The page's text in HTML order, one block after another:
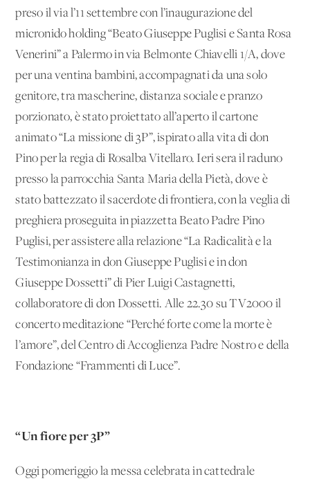
preso il via l’11 settembre con l’inaugurazione del
micronido holding “Beato Giuseppe Puglisi e Santa Rosa
Venerini” a Palermo in via Belmonte Chiavelli 1/A, dove
per una ventina bambini, accompagnati da una solo
genitore, tra mascherine, distanza sociale e pranzo
porzionato, è stato proiettato all’aperto il cartone
animato “La missione di 3P”, ispirato alla vita di don
Pino per la regia di Rosalba Vitellaro. Ieri sera il raduno
presso la parrocchia Santa Maria della Pietà, dove è
stato battezzato il sacerdote di frontiera, con la veglia di
preghiera proseguita in piazzetta Beato Padre Pino
Puglisi, per assistere alla relazione “La Radicalità e la
Testimonianza in don Giuseppe Puglisi e in don
Giuseppe Dossetti” di Pier Luigi Castagnetti,
collaboratore di don Dossetti. Alle 22.30 su TV2000 il
concerto meditazione “Perché forte come la morte è
l’amore”, del Centro di Accoglienza Padre Nostro e della
Fondazione “Frammenti di Luce”.
“Un fiore per 3P”
Oggi pomeriggio la messa celebrata in cattedrale